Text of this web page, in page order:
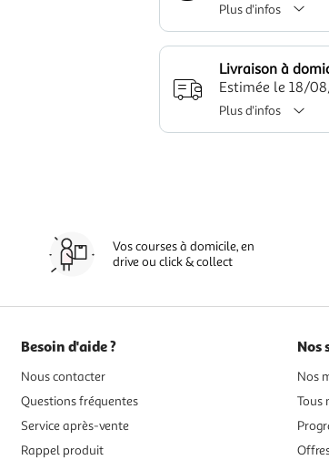
Plus d'infos
Livraison à
Estimée le 18/
Plus d'infos
Vos courses à domicile, en
drive ou click & collect
Besoin d'aide ?
Nous contacter
Questions fréquentes
Service après-vente
Rappel produit
Nos
Nos
Tous